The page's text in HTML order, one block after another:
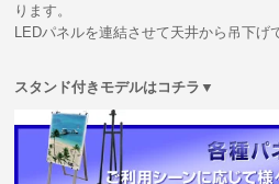
ります。
LEDパネルを連結させて天井から吊下げ
スタンド付きモデルはコチラ▼